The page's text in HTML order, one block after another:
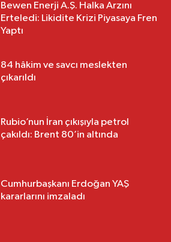
Bewen Enerji A.Ş. Halka Arzını
Erteledi: Likidite Krizi Piyasaya Fren
Yaptı
84 hâkim ve savcı meslekten
çıkarıldı
Rubio’nun İran çıkışıyla petrol
çakıldı: Brent 80’in altında
Cumhurbaşkanı Erdoğan YAŞ
kararlarını imzaladı